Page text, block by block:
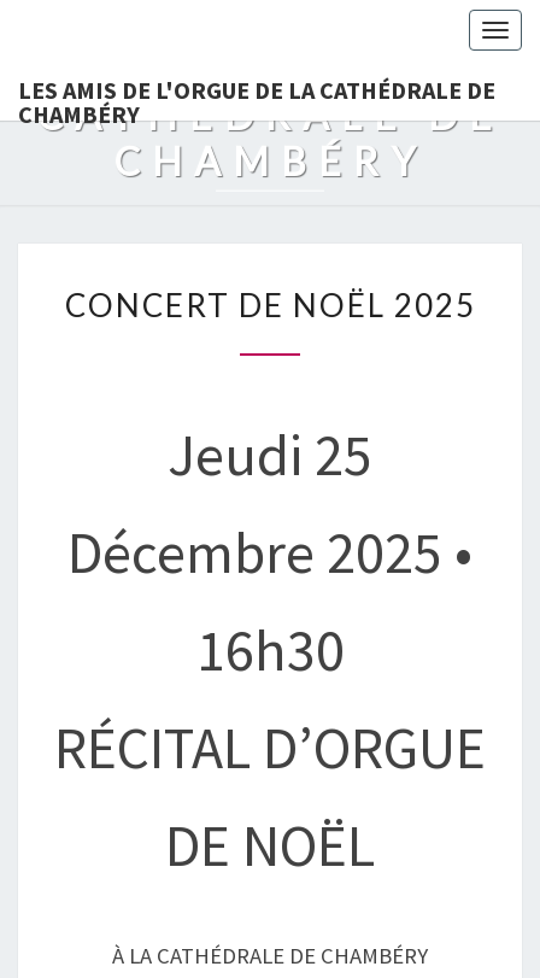
LES AMIS DE L'ORGUE DE LA CATHÉDRALE DE
CHAMBÉRY
L'ORGUE DE LA
CATHÉDRALE DE
CHAMBÉRY
DE
CONCERT DE NOËL 2025
Jeudi 25
Décembre 2025 •
16h30
RÉCITAL D’ORGUE
DE NOËL
À LA CATHÉDRALE DE CHAMBÉRY